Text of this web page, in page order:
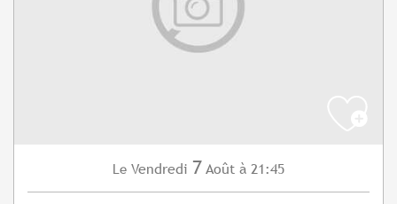
Le Vendredi 7 Août à 21:45